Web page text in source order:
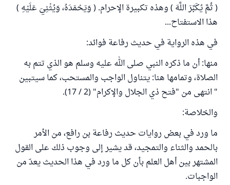
( ثُمَّ يُكَبِّرَ اللَّهَ ) وهذه تكبيرة الإحرام. ( وَيَحْمَدَهُ، وَيُثْنِيَ عَلَيْهِ )
هذا الاستفتاح...
في هذه الرواية في حديث رفاعة فوائد:
منها: أن ما ذكره النبي صلى الله عليه وسلم هو الذي تتم به
الصلاة، وتمامها هنا: يتناول الواجب والمستحب، كما سيتبين
" انتهى من "فتح ذي الجلال والإكرام" (2 / 17).
والخلاصة:
ما ورد في بعض روايات حديث رفاعة بن رافع، من الأمر
بالحمد والثناء والتمجيد، قد يشير إلى وجوب ذلك على القول
المشتهر بين أهل العلم بأن كل ما ورد في هذا الحديث يعدّ من
الواجبات.